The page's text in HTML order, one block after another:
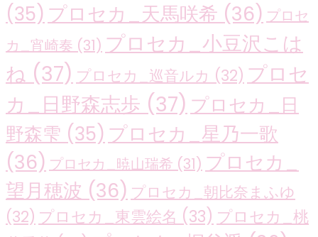
(35) プロセカ_天馬咲希 (36) プロセ
カ_宵崎奏 (31) プロセカ_小豆沢こは
ね (37) プロセカ_巡音ルカ (32) プロセ
カ_日野森志歩 (37) プロセカ_日
野森雫 (35) プロセカ_星乃一歌
(36) プロセカ_暁山瑞希 (31) プロセカ_
望月穂波 (36) プロセカ_朝比奈まふゆ
(32) プロセカ_東雲絵名 (33) プロセカ_桃